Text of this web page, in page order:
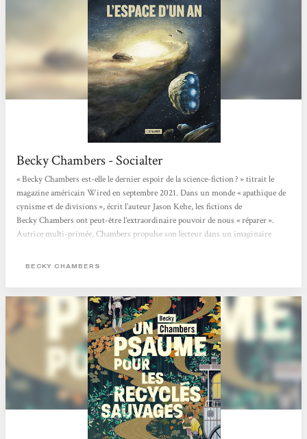
Becky Chambers - Socialter
« Becky Chambers est-elle le dernier espoir de la science-fiction ? » titrait le
magazine américain Wired en septembre 2021. Dans un monde « apathique de
cynisme et de divisions », écrit l’auteur Jason Kehe, les fictions de
Becky Chambers ont peut-être l’extraordinaire pouvoir de nous « réparer ».
Autrice multi-primée, Chambers propulse son lecteur dans un imaginaire
scientifiques (astrobiologiste et ingénieur satellite), elle bouscule le monde très
BECKY CHAMBERS